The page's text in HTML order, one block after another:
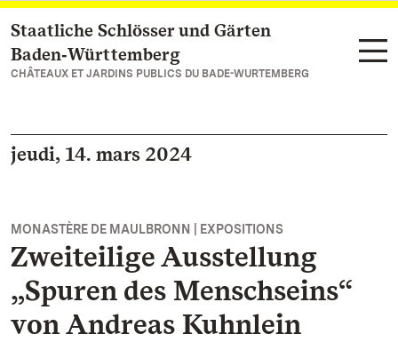
Vers la page d’accueil
Staatliche Schlösser und Gärten
Baden‑Württemberg
CHÂTEAUX ET JARDINS PUBLICS DU BADE-WURTEMBERG
jeudi, 14. mars 2024
MONASTÈRE DE MAULBRONN | EXPOSITIONS
Zweiteilige Ausstellung
„Spuren des Menschseins“
von Andreas Kuhnlein